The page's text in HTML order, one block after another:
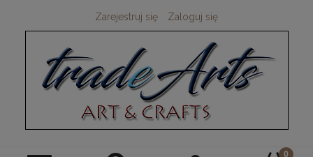
Zarejestruj się Zaloguj się